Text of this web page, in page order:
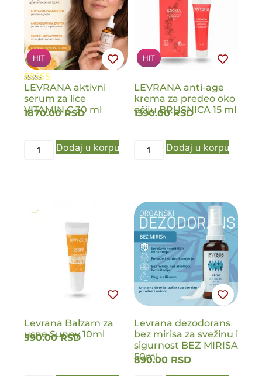
HIT
Ocenjeno
5.00od 5 na
osnovu
3
ocene kupca
LEVRANA aktivni
serum za lice
VITAMIN C 30 ml
1870.00RSD
Dodaj u korpu
HIT
LEVRANA anti-age
krema za predeo oko
očiju BRUSNICA 15 ml
1390.00RSD
Dodaj u korpu
Levrana Balzam za
usne Sunny 10ml
590.00RSD
Levrana dezodorans
bez mirisa za svežinu i
sigurnost BEZ MIRISA
50ml
890.00 RSD